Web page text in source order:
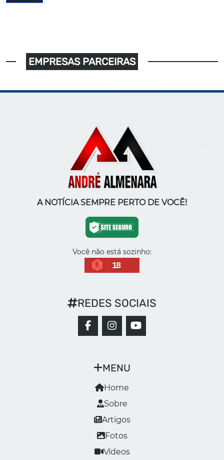
EMPRESAS PARCEIRAS
A NOTÍCIA SEMPRE PERTO DE VOCÊ!
Você não está sozinho:
18
MENU
Home
Sobre
Artigos
Fotos
Vídeos
REDES SOCIAIS